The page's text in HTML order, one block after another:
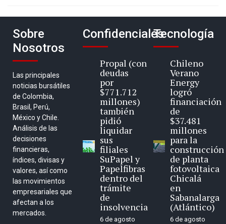
Sobre
Nosotros
Las principales
noticias bursátiles
de Colombia,
Brasil, Perú,
México y Chile.
Análisis de las
decisiones
financieras,
índices, divisas y
valores, así como
las movimientos
empresariales que
afectan a los
mercados.
Confidenciales
Propal (con
deudas
por
$771.712
millones)
también
pidió
liquidar
sus
filiales
SuPapel y
Papelfibras
dentro del
trámite
de
insolvencia
6 de agosto
Tecnología
Chileno
Verano
Energy
logró
financiación
de
$37.481
millones
para la
construcción
de planta
fotovoltaica
Chicalá
en
Sabanalarga
(Atlántico)
6 de agosto